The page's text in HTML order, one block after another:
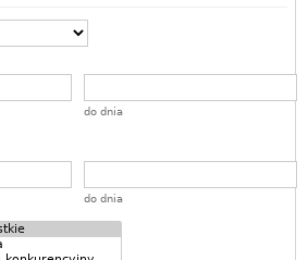
do dnia
do dnia